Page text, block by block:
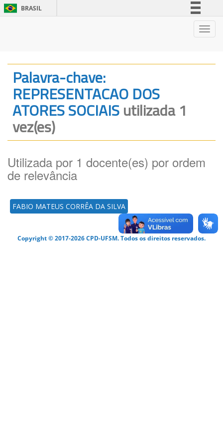
BRASIL
Canais
Palavra-chave:
REPRESENTACAO DOS
ATORES SOCIAISutilizada 1
vez(es)
Utilizada por 1 docente(es) por ordem
de relevância
FABIO MATEUS CORRÊA DA SILVA
Copyright © 2017-2026 CPD-UFSM. Todos os direitos reservados.